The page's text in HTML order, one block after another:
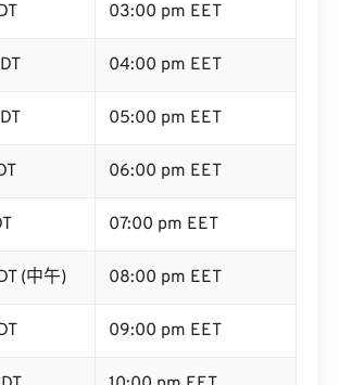
03:00 pm EET
04:00 pm EET
05:00 pm EET
06:00 pm EET
07:00 pm EET
(中午) 08:00 pm EET
09:00 pm EET